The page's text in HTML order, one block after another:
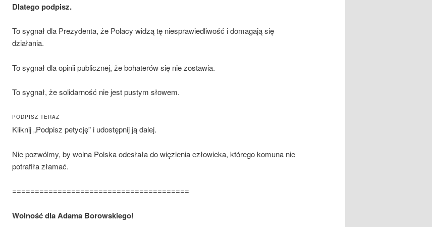
Dlatego podpisz.
To sygnał dla Prezydenta, że Polacy widzą tę niesprawiedliwość i domagają się
działania.
To sygnał dla opinii publicznej, że bohaterów się nie zostawia.
To sygnał, że solidarność nie jest pustym słowem.
PODPISZ TERAZ
Kliknij „Podpisz petycję” i udostępnij ją dalej.
Nie pozwólmy, by wolna Polska odesłała do więzienia człowieka, którego komuna nie
potrafiła złamać.
=======================================
Wolność dla Adama Borowskiego!